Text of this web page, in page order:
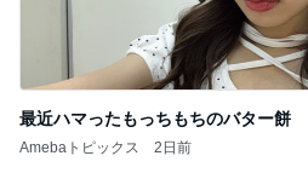
最近ハマったもっちもちのバター餅
Amebaトピックス 2日前